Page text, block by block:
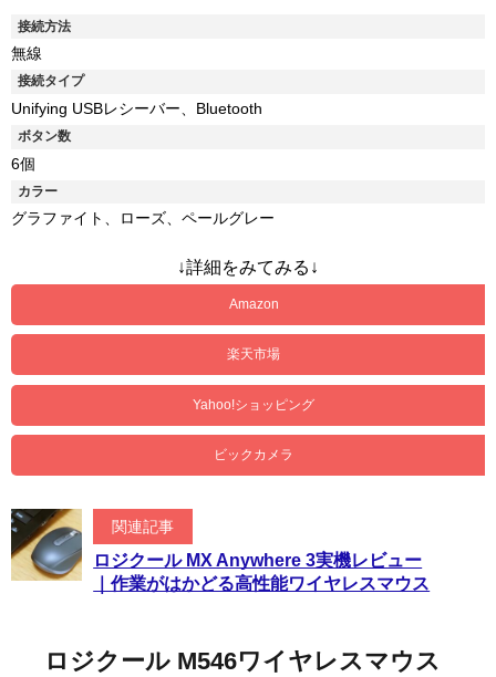
接続方法
無線
接続タイプ
Unifying USBレシーバー、Bluetooth
ボタン数
6個
カラー
グラファイト、ローズ、ペールグレー
↓詳細をみてみる↓
Amazon
楽天市場
Yahoo!ショッピング
ビックカメラ
関連記事
ロジクール MX Anywhere 3実機レビュー
｜作業がはかどる高性能ワイヤレスマウス
ロジクール M546ワイヤレスマウス